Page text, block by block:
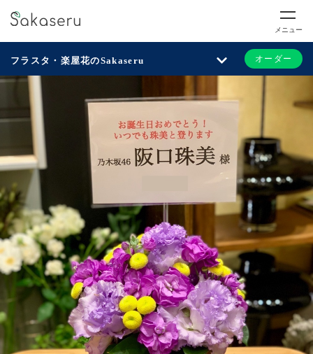
メニュー
フラスタ・楽屋花のSakaseru オーダー